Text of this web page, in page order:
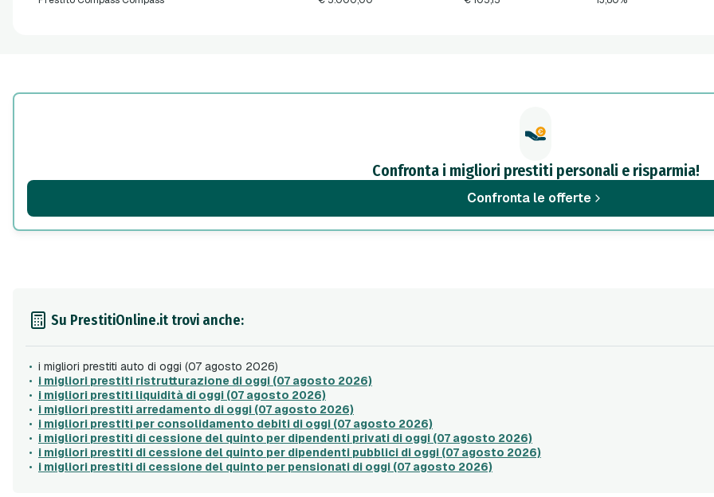
Confronta i migliori prestiti personali e risparmia!
Confronta le offerte
Su PrestitiOnline.it trovi anche:
i migliori prestiti auto di oggi (07 agosto 2026)
i migliori prestiti ristrutturazione di oggi (07 agosto 2026)
i migliori prestiti liquidità di oggi (07 agosto 2026)
i migliori prestiti arredamento di oggi (07 agosto 2026)
i migliori prestiti per consolidamento debiti di oggi (07 agosto 2026)
i migliori prestiti di cessione del quinto per dipendenti privati di oggi (07 agosto 2026)
i migliori prestiti di cessione del quinto per dipendenti pubblici di oggi (07 agosto 2026)
i migliori prestiti di cessione del quinto per pensionati di oggi (07 agosto 2026)